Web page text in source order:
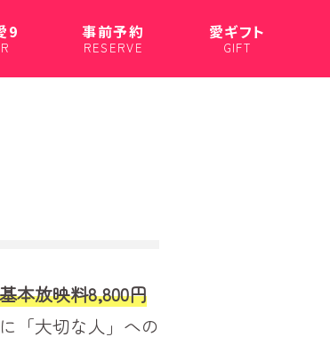
9 事前予約
RESERVE
愛ギフト
GIFT
基本放映料8,800円
「大切な人」への